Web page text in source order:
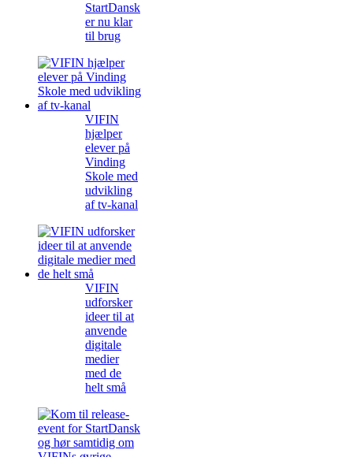
StartDansk
er nu klar
til brug
VIFIN
hjælper
elever på
Vinding
Skole med
udvikling
af tv-kanal
VIFIN
udforsker
ideer til at
anvende
digitale
medier
med de
helt små